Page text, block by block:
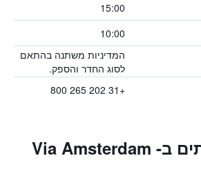
15:00
10:00
המדיניות משתנה בהתאם
לסוג החדר והספק.
+31 202 265 800
הטבות ושירותים בVia Amsterdam -